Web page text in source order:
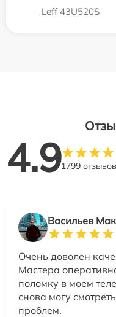
Leff 43U520S
4.91799 отзывов
Васильев
Очень доволен
Мастера
поломку в моем
снова могу
проблем.